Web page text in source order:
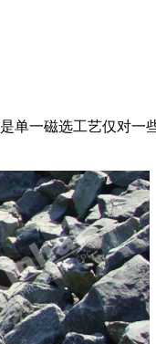
单一磁选工艺仅对